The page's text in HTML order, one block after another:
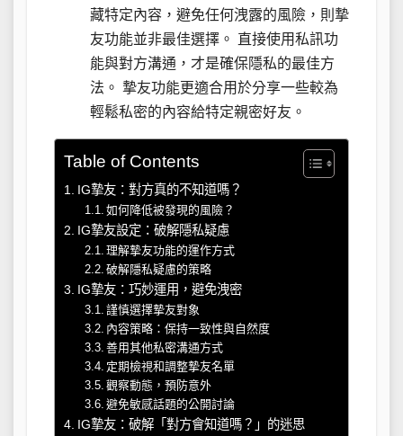
藏特定內容，避免任何洩露的風險，則摯
友功能並非最佳選擇。 直接使用私訊功
能與對方溝通，才是確保隱私的最佳方
法。 摯友功能更適合用於分享一些較為
輕鬆私密的內容給特定親密好友。
Table of Contents
IG摯友：對方真的不知道嗎？
如何降低被發現的風險？
IG摯友設定：破解隱私疑慮
理解摯友功能的運作方式
破解隱私疑慮的策略
IG摯友：巧妙運用，避免洩密
謹慎選擇摯友對象
內容策略：保持一致性與自然度
善用其他私密溝通方式
定期檢視和調整摯友名單
觀察動態，預防意外
避免敏感話題的公開討論
IG摯友：破解「對方會知道嗎？」的迷思